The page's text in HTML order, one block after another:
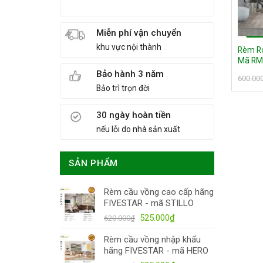
Miễn phí vận chuyển
khu vực nội thành
Bảo hành 3 năm
Bảo trì trọn đời
30 ngày hoàn tiền
nếu lỗi do nhà sản xuất
SẢN PHẨM
Rèm cầu vồng cao cấp hãng
FIVESTAR - mã STILLO
620.000₫ Giá
là:
620.000₫.
525.000₫Giá
tại
là:
Rèm cầu vồng nhập khẩu
hãng FIVESTAR - mã HERO
Rèm
Mã